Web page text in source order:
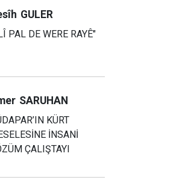
GULER
PAL DE WERE RAYÊ"
SARUHAN
KÜRT
İNSANİ
ÇALIŞTAYI